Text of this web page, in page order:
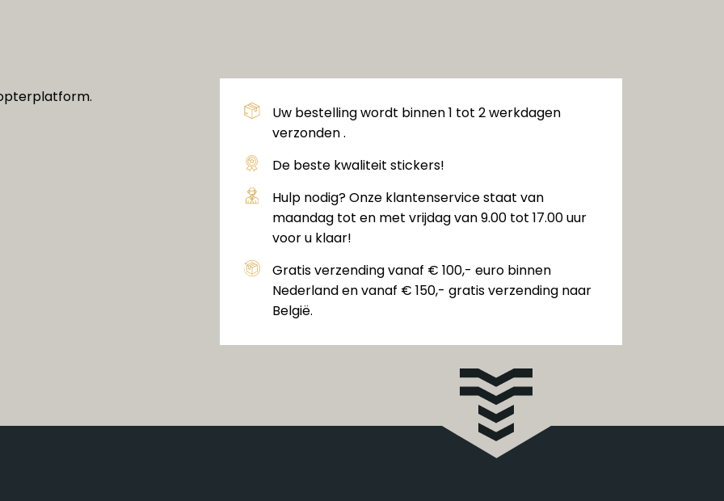
Uw bestelling wordt binnen 1 tot 2 werkdagen
verzonden .
De beste kwaliteit stickers!
Hulp nodig? Onze klantenservice staat van
maandag tot en met vrijdag van 9.00 tot 17.00 uur
voor u klaar!
Gratis verzending vanaf € 100,- euro binnen
Nederland en vanaf € 150,- gratis verzending naar
België.